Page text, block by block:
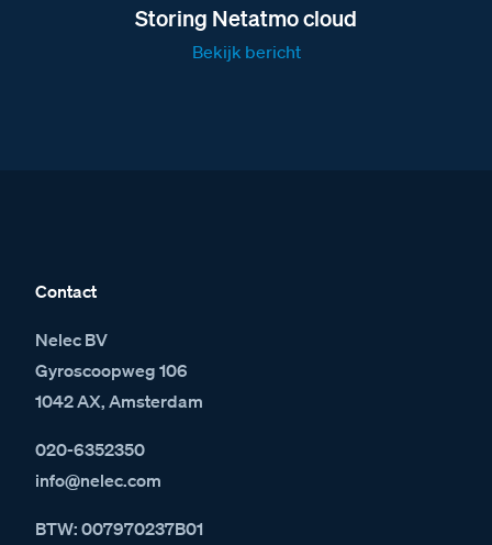
Storing Netatmo cloud
Bekijk bericht
Contact
Nelec BV
Gyroscoopweg 106
1042 AX, Amsterdam
020-6352350
info@nelec.com
BTW: 007970237B01